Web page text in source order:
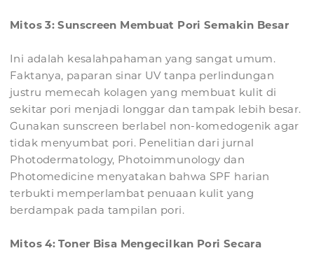
Mitos 3: Sunscreen Membuat Pori Semakin Besar
Ini adalah kesalahpahaman yang sangat umum.
Faktanya, paparan sinar UV tanpa perlindungan
justru memecah kolagen yang membuat kulit di
sekitar pori menjadi longgar dan tampak lebih besar.
Gunakan sunscreen berlabel non-komedogenik agar
tidak menyumbat pori. Penelitian dari jurnal
Photodermatology, Photoimmunology dan
Photomedicine menyatakan bahwa SPF harian
terbukti memperlambat penuaan kulit yang
berdampak pada tampilan pori.
Mitos 4: Toner Bisa Mengecilkan Pori Secara